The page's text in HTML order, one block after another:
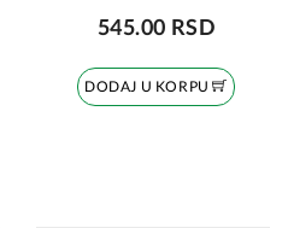
545.00 RSD
DODAJ U KORPU